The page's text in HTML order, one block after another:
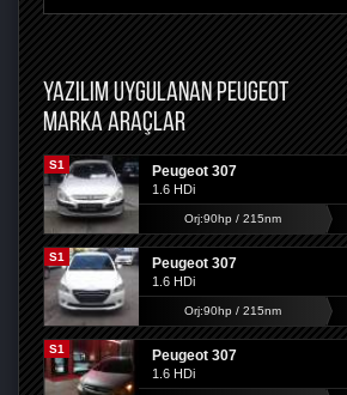
YAZILIM UYGULANAN PEUGEOT
MARKA ARAÇLAR
S1 Peugeot 307
1.6 HDi
Orj:90hp / 215nm
S1 Peugeot 307
1.6 HDi
Orj:90hp / 215nm
S1 Peugeot 307
1.6 HDi